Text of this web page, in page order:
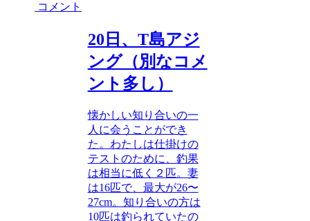
コメント
20日、T島アジ
ング（別なコメ
ント多し）
懐かしい知り合いの一
人に会うことができ
た。わたしは仕掛けの
テストのために、釣果
は相当に低く２匹。妻
は16匹で、最大が26〜
27cm。知り合いの方は
10匹は釣られていたの